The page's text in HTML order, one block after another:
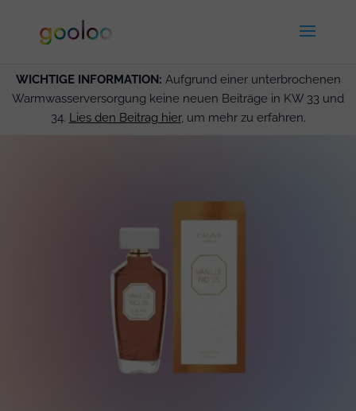
WICHTIGE INFORMATION: Aufgrund einer unterbrochenen
Warmwasserversorgung keine neuen Beiträge in KW 33 und
34. Lies den Beitrag hier, um mehr zu erfahren.